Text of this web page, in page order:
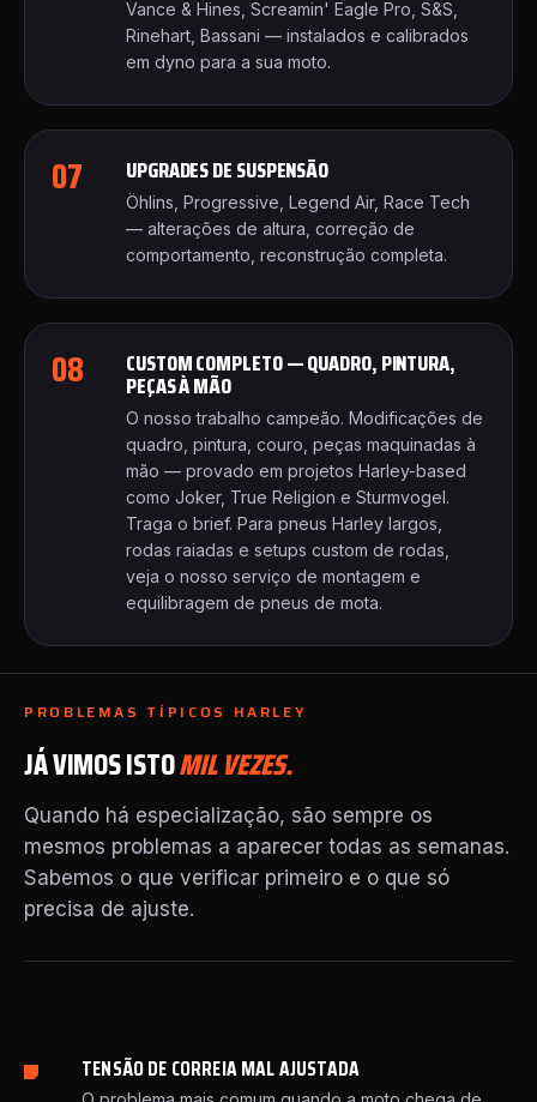
Vance & Hines, Screamin' Eagle Pro, S&S,
Rinehart, Bassani — instalados e calibrados
em dyno para a sua moto.
07 UPGRADES DE SUSPENSÃO
Öhlins, Progressive, Legend Air, Race Tech
— alterações de altura, correção de
comportamento, reconstrução completa.
08 CUSTOM COMPLETO — QUADRO, PINTURA,
PEÇAS À MÃO
O nosso trabalho campeão. Modificações de
quadro, pintura, couro, peças maquinadas à
mão — provado em projetos Harley-based
como Joker, True Religion e Sturmvogel.
Traga o brief. Para pneus Harley largos,
rodas raiadas e setups custom de rodas,
veja o nosso serviço de montagem e
equilibragem de pneus de mota.
PROBLEMAS TÍPICOS HARLEY
JÁ VIMOS ISTOMIL VEZES.
Quando há especialização, são sempre os
mesmos problemas a aparecer todas as semanas.
Sabemos o que verificar primeiro e o que só
precisa de ajuste.
TENSÃO DE CORREIA MAL AJUSTADA